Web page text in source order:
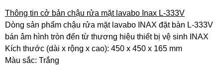
Thông tin cở bản chậu rửa mặt lavabo Inax L-333V
Dòng sản phẩm chậu rửa mặt lavabo INAX đặt bàn L-333V
bán âm hình tròn đến từ thương hiệu thiết bị vệ sinh INAX
Kích thước (dài x rộng x cao): 450 x 450 x 165 mm
Màu sắc: Trắng